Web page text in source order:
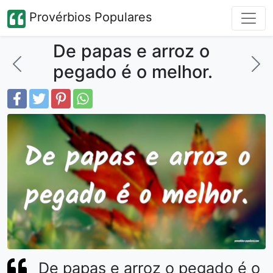
Provérbios Populares
De papas e arroz o
pegado é o melhor.
De papas e arroz o pegado é o